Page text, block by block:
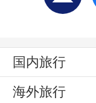
国内旅行
海外旅行